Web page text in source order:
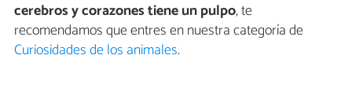
cerebros y corazones tiene un pulpo, te
recomendamos que entres en nuestra categoría de
Curiosidades de los animales.